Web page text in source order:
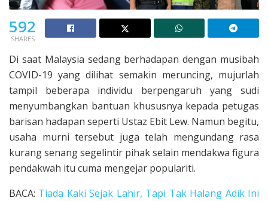
592
SHARES
Di saat Malaysia sedang berhadapan dengan musibah
COVID-19 yang dilihat semakin meruncing, mujurlah
tampil beberapa individu berpengaruh yang sudi
menyumbangkan bantuan khususnya kepada petugas
barisan hadapan seperti Ustaz Ebit Lew. Namun begitu,
usaha murni tersebut juga telah mengundang rasa
kurang senang segelintir pihak selain mendakwa figura
pendakwah itu cuma mengejar populariti.
BACA: Tiada Kaki Sejak Lahir, Tapi Tak Halang Adik Ini